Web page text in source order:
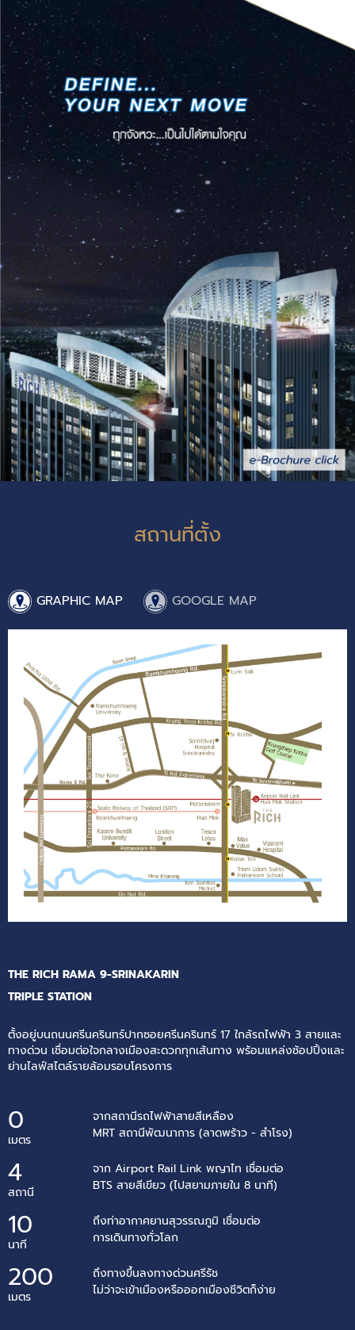
สถานที่ตั้ง
GRAPHIC MAP GOOGLE MAP
THE RICH RAMA 9-SRINAKARIN
TRIPLE STATION
ตั้งอยู่บนถนนศรีนครินทร์ปากซอยศรีนครินทร์ 17 ใกล้รถไฟฟ้า 3 สายและ
ทางด่วน เชื่อมต่อใจกลางเมืองสะดวกทุกเส้นทาง พร้อมแหล่งช้อปปิ้งและ
ย่านไลฟ์สไตล์รายล้อมรอบโครงการ
0
เมตร
จากสถานีรถไฟฟ้าสายสีเหลือง
MRT สถานีพัฒนาการ (ลาดพร้าว - สำโรง)
4
สถานี
จาก Airport Rail Link พญาไท เชื่อมต่อ
BTS สายสีเขียว (ไปสยามภายใน 8 นาที)
10
นาที
ถึงท่าอากาศยานสุวรรณภูมิ เชื่อมต่อ
การเดินทางทั่วโลก
200
เมตร
ถึงทางขึ้นลงทางด่วนศรีรัช
ไม่ว่าจะเข้าเมืองหรือออกเมืองชีวิตก็ง่าย